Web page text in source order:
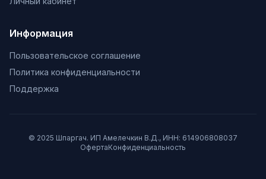
Информация
Пользовательское соглашение
Политика конфиденциальности
Поддержка
© 2025 Шпаргач. ИП Амелечкин В.Д., ИНН: 614906808037
ОфертаКонфиденциальность